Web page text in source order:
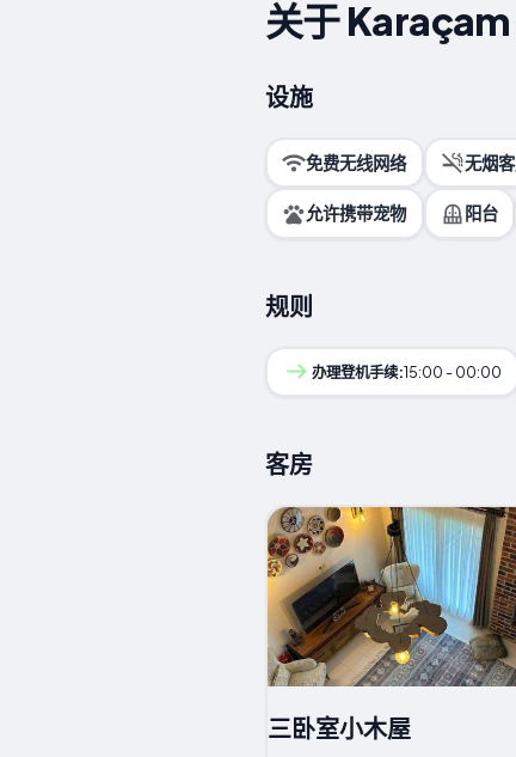
关于
设施
免费无线网络 无烟
允许携带宠物 阳台
规则
办理登机手续:15:00 - 00:00
客房
三卧室小木屋